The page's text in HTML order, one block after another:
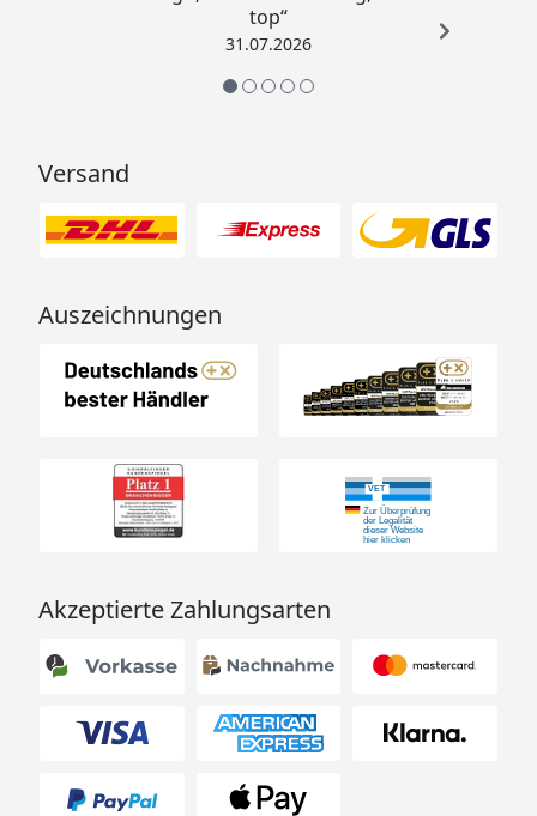
top“
31.07.2026
Versand
Auszeichnungen
Akzeptierte Zahlungsarten